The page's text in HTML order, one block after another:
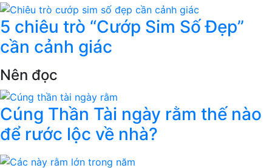
5 chiêu trò “Cướp Sim Số Đẹp”
cần cảnh giác
Nên đọc
Cúng Thần Tài ngày rằm thế nào
để rước lộc về nhà?